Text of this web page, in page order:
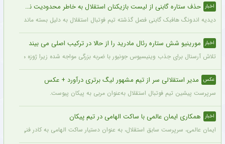
اخبار حذف ستاره گابنی از لیست بازیکنان استقلال به خاطر محدودیت نقل‌وانتقالاتی
دیدیه اندونگ هافبک گابنی فصل گذشته تیم فوتبال استقلال به دلیل بسته ماندن پنجره
اخبار مورینیو شش ستاره رئال مادرید را از حالا در ترکیب اصلی می بیند
تلاش آرسنال برای جذب وینیسیوس جونیور با ضربه بزرگی مواجه شده زیرا ژوزه مورینیو او را یک
عکس مدیر استقلالی سر از تیم مشهور لیگ برتری درآورد + عکس
سرپرست پیشین تیم فوتبال استقلال به‌عنوان مربی به پیکان پیوست.
اخبار همکاری ایمان عالمی با ساکت الهامی در تیم پیکان
ایمان عالمی، سرپرست سابق استقلال، به عنوان دستیار ساکت الهامی به کادر فنی پیکان